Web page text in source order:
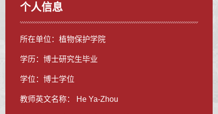
个人信息
所在单位：植物保护学院
学历：博士研究生毕业
学位：博士学位
教师英文名称： He Ya-Zhou